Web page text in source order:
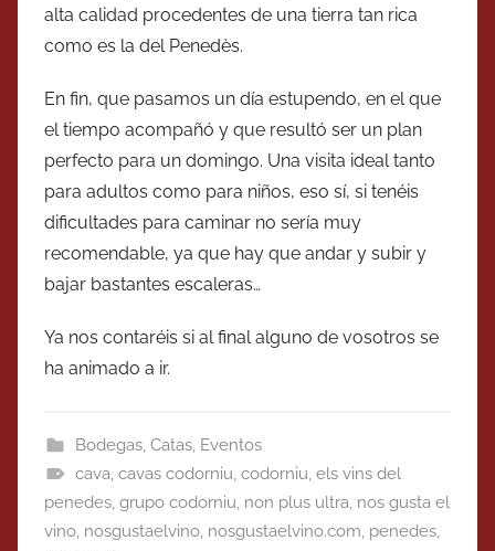
alta calidad procedentes de una tierra tan rica
como es la del Penedès.
En fin, que pasamos un día estupendo, en el que
el tiempo acompañó y que resultó ser un plan
perfecto para un domingo. Una visita ideal tanto
para adultos como para niños, eso sí, si tenéis
dificultades para caminar no sería muy
recomendable, ya que hay que andar y subir y
bajar bastantes escaleras…
Ya nos contaréis si al final alguno de vosotros se
ha animado a ir.
Bodegas, Catas, Eventos
cava, cavas codorniu, codorniu, els vins del
penedes, grupo codorniu, non plus ultra, nos gusta el
vino, nosgustaelvino, nosgustaelvino.com, penedes,